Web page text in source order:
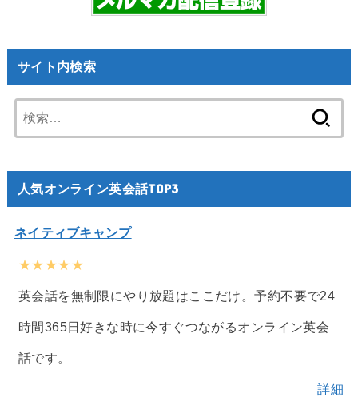
サイト内検索
索:
人気オンライン英会話TOP3
ネイティブキャンプ
★★★★★
英会話を無制限にやり放題はここだけ。予約不要で24
時間365日好きな時に今すぐつながるオンライン英会
話です。
詳細